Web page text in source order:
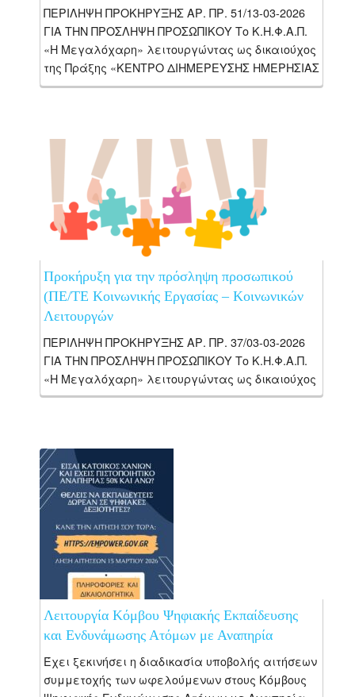
ΠΕΡΙΛΗΨΗ ΠΡΟΚΗΡΥΞΗΣ ΑΡ. ΠΡ. 51/13-03-2026
ΓΙΑ ΤΗΝ ΠΡΟΣΛΗΨΗ ΠΡΟΣΩΠΙΚΟΥ Το Κ.Η.Φ.Α.Π.
«Η Μεγαλόχαρη» λειτουργώντας ως δικαιούχος
της Πράξης «ΚΕΝΤΡΟ ΔΙΗΜΕΡΕΥΣΗΣ ΗΜΕΡΗΣΙΑΣ
ΦΡΟΝΤΙΔΑΣ Α.ΜΕΑ. Ν. ΧΑΝΙΩΝ Κ.Η.Φ.Α.Π. “Η
Προκήρυξη για την πρόσληψη προσωπικού
(ΠΕ/ΤΕ Κοινωνικής Εργασίας – Κοινωνικών
Λειτουργών
ΠΕΡΙΛΗΨΗ ΠΡΟΚΗΡΥΞΗΣ ΑΡ. ΠΡ. 37/03-03-2026
ΓΙΑ ΤΗΝ ΠΡΟΣΛΗΨΗ ΠΡΟΣΩΠΙΚΟΥ Το Κ.Η.Φ.Α.Π.
«Η Μεγαλόχαρη» λειτουργώντας ως δικαιούχος
της Πράξης «ΚΕΝΤΡΟ ΔΙΗΜΕΡΕΥΣΗΣ ΗΜΕΡΗΣΙΑΣ
Λειτουργία Κόμβου Ψηφιακής Εκπαίδευσης
και Ενδυνάμωσης Ατόμων με Αναπηρία
Έχει ξεκινήσει η διαδικασία υποβολής αιτήσεων
συμμετοχής των ωφελούμενων στους Κόμβους